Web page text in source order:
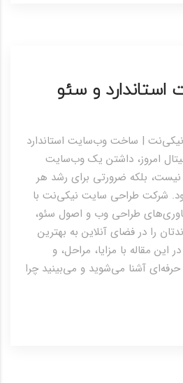
و سئو
| ساخت وب‌سایت استاندارد
امروز، داشتن یک وب‌سایت
بلکه ضرورتی برای رشد هر
شرکت طراحی سایت نیکی‌نت با
طراحی وب و اصول سئو،
را در فضای آنلاین به بهترین
مقاله با مزایا، مراحل، و
آشنا می‌شوید و می‌بینید چرا